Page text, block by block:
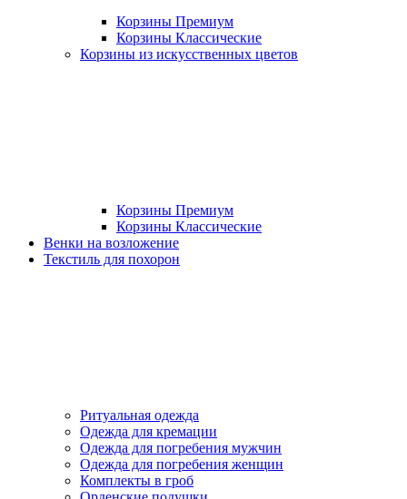
Корзины Премиум
Корзины Классические
Корзины из искусственных цветов
Корзины Премиум
Корзины Классические
Венки на возложение
Текстиль для похорон
Ритуальная одежда
Одежда для кремации
Одежда для погребения мужчин
Одежда для погребения женщин
Комплекты в гроб